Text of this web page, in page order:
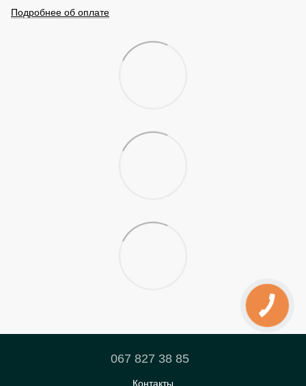
Подробнее об оплате
067 827 38 85
Контакты